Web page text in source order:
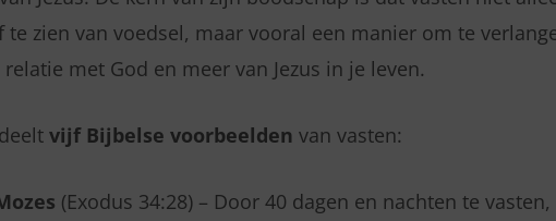
te zien van voedsel, maar vooral een manier om te
met God en meer van Jezus in je leven.
vijf Bijbelse voorbeelden van vasten:
(Exodus 34:28) – Door 40 dagen en nachten te